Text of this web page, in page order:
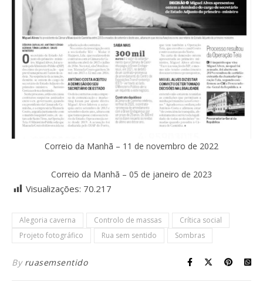
Correio da Manhã – 11 de novembro de 2022
Correio da Manhã – 05 de janeiro de 2023
Visualizações: 70.217
Alegoria caverna Controlo de massas
Crítica social
Projeto fotográfico
Rua sem sentido Sombras
By ruasemsentido